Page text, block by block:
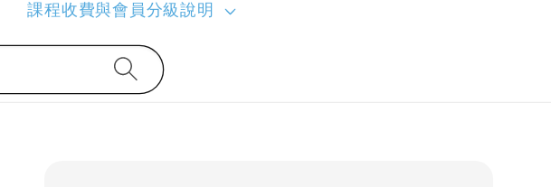
課程收費與會員分級說明